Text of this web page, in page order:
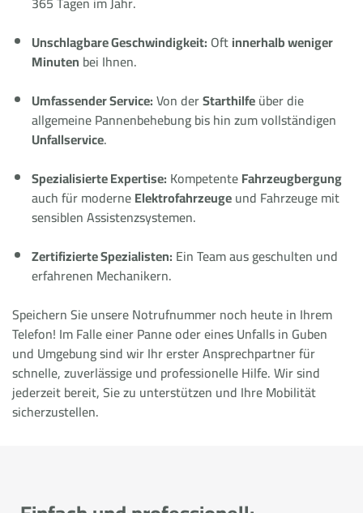
Unschlagbare Geschwindigkeit: Oftinnerhalb weniger
Minuten bei Ihnen.
Umfassender Service:Von derStarthilfeüber die
allgemeine Pannenbehebung bis hin zum vollständigen
Unfallservice.
Spezialisierte Expertise: KompetenteFahrzeugbergung
auch für moderneElektrofahrzeugeund Fahrzeuge mit
sensiblen Assistenzsystemen.
Zertifizierte Spezialisten: Ein Team aus geschulten und
erfahrenen Mechanikern.
Speichern Sie unsere Notrufnummer noch heute in Ihrem
Telefon! Im Falle einer Panne oder eines Unfalls in Guben
und Umgebung sind wir Ihr erster Ansprechpartner für
schnelle, zuverlässige und professionelle Hilfe. Wir sind
jederzeit bereit, Sie zu unterstützen und Ihre Mobilität
sicherzustellen.